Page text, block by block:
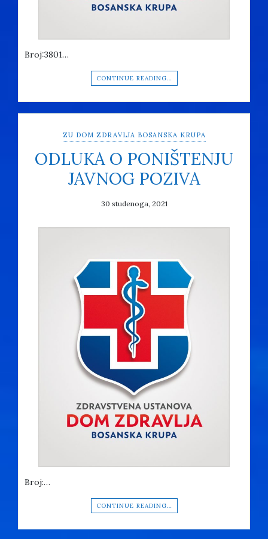
Broj:3801…
CONTINUE READING…
ZU DOM ZDRAVLJA BOSANSKA KRUPA
ODLUKA O PONIŠTENJU
JAVNOG POZIVA
30 studenoga, 2021
Broj:…
CONTINUE READING…